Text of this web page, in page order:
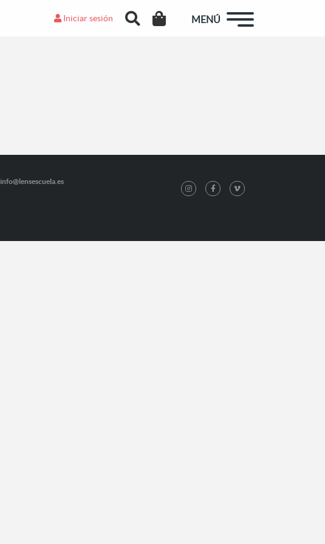
Iniciar sesión MENÚ
info@lensescuela.es